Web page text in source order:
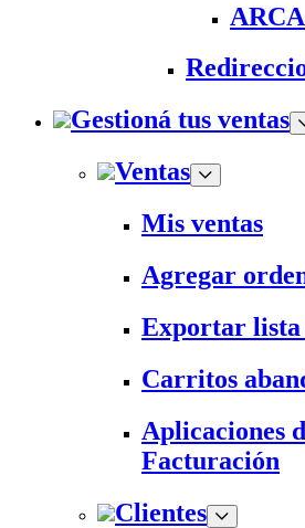
ARCA
Gestioná tus ventas
Ventas
Mis ventas
Agregar
Exportar lista
Carritos
Aplicaciones
Facturación
Clientes